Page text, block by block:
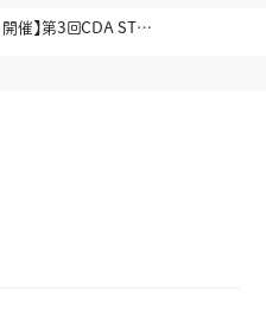
【2／19（木）開催】第3回CDA STUDENT資格シンポジウム 受付開始